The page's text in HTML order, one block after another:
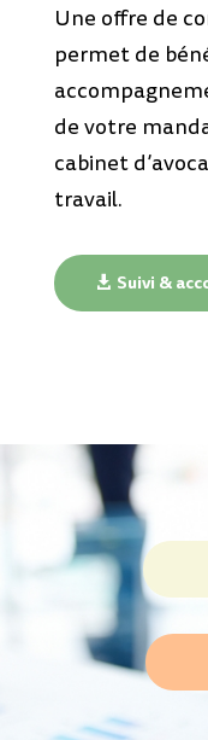
Une offre de
permet de
de votre
cabinet
travail.
Suivi &